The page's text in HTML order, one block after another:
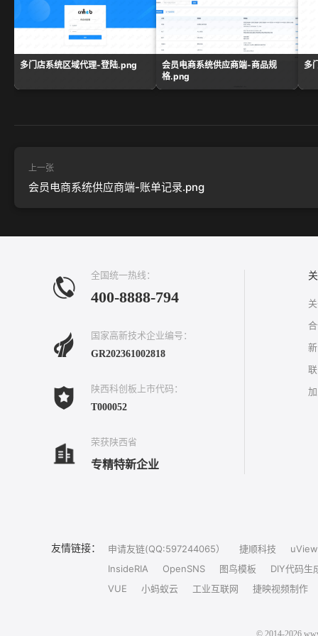
多门店系统区域代理-登陆.png
会员电商系统供应商端-商品规
格.png
多
上一张
会员电商系统供应商端-账单记录.png
全国统一热线：
400-8888-794
国家高新技术企业编号：
GR202361002818
陕西科创板上市代码：
T000052
荣获陕西省
专精特新企业
友情链接： 申请友链(QQ:597244065） 捷顺科技
uView
InsideRIA
OpenSNS 图鸟模板
DIY代码生
VUE
小蚂蚁云 工业互联网 捷映视频制作
© 2014-2026